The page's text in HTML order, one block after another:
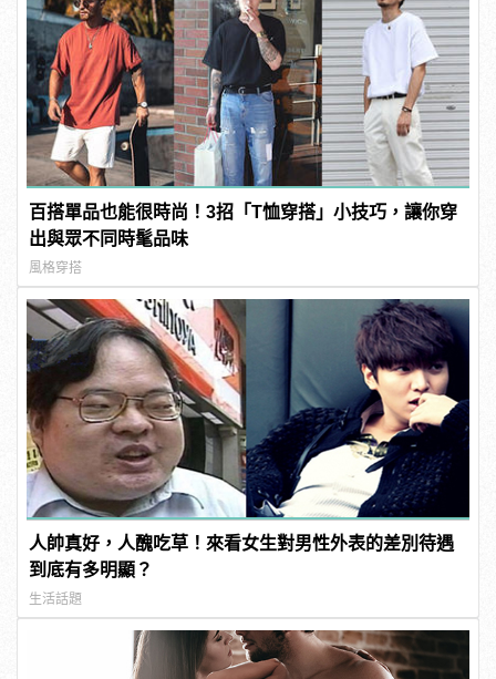
百搭單品也能很時尚！3招「T恤穿搭」小技巧，讓你穿
出與眾不同時髦品味
風格穿搭
人帥真好，人醜吃草！來看女生對男性外表的差別待遇
到底有多明顯？
生活話題